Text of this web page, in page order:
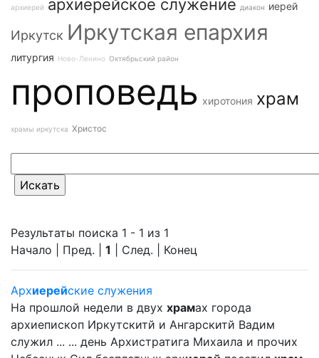
архиерей архиерейское служение диакон иерей
Иркутск Иркутская епархия
литургия Ново-Ленино Октябрьский район
проповедь хиротония храм
храмы иркутска Христос
Результаты поиска 1 - 1 из 1
Начало | Пред. | 1 | След. | Конец
Архиерейские служения
На прошлой недели в двух храмах города
архиепископ Иркутскитй и Ангарскитй Вадим
служил ... ... день Архистратига Михаила и прочих